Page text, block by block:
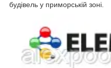
будівель у приморській зоні.